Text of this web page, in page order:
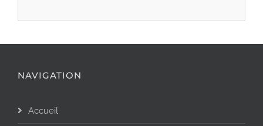
NAVIGATION
Accueil